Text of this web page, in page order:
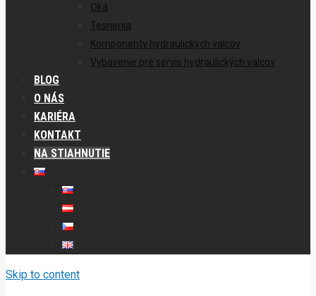
Oká
Tesnenia
Komponenty hydraulických valcov
Vybavenie pre servis hydraulických valcov
BLOG
O NÁS
KARIÉRA
KONTAKT
NA STIAHNUTIE
Skip to content